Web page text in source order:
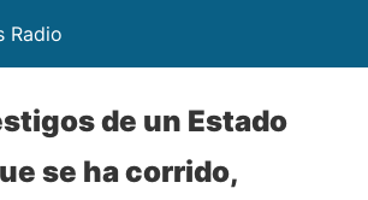
Radio
de un Estado
se ha corrido,